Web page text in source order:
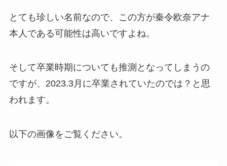
とても珍しい名前なので、この方が秦令欧奈アナ
本人である可能性は高いですよね。
そして卒業時期についても推測となってしまうの
ですが、2023.3月に卒業されていたのでは？と思
われます。
以下の画像をご覧ください。